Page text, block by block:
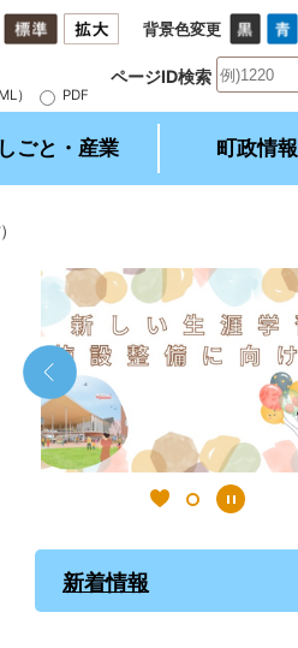
背景色変更
） PDF
ページID検索
しごと・産業 町政情報
1
目
ス
ラ
イ
ド
新着情報